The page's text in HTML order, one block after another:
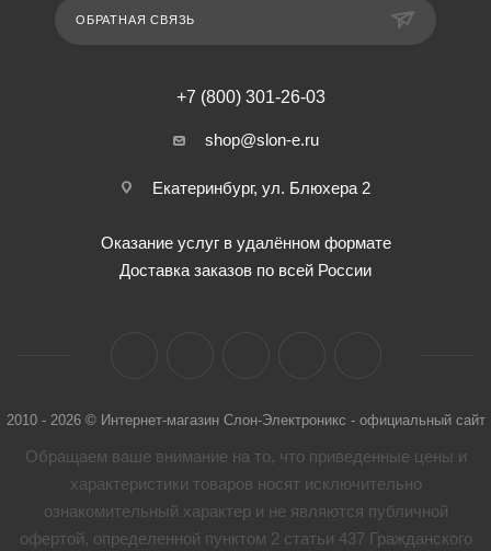
ОБРАТНАЯ СВЯЗЬ
+7 (800) 301-26-03
shop@slon-e.ru
Екатеринбург, ул. Блюхера 2
Оказание услуг в удалённом формате
Доставка заказов по всей России
2010 - 2026 © Интернет-магазин Слон-Электроникс - официальный сайт
Обращаем ваше внимание на то, что приведенные цены и
характеристики товaров носят исключительно
ознакомительный характер и не являются публичной
офертой, определенной пунктом 2 статьи 437 Гражданского